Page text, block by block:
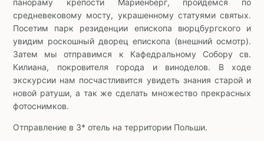
средневековому мосту, украшенному статуями святых.
Посетим парк резиденции епископа вюрцбургского и
увидим роскошный дворец епископа (внешний осмотр).
Затем мы отправимся к Кафедральному Собору св.
Килиана, покровителя города и виноделов. В ходе
экскурсии нам посчастливится увидеть знания старой и
новой ратуши, а так же сделать множество прекрасных
фотоснимков.
Отправление в 3* отель на территории Польши.